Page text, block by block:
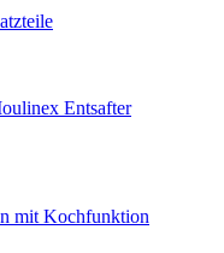
Entsafter
mit Kochfunktion